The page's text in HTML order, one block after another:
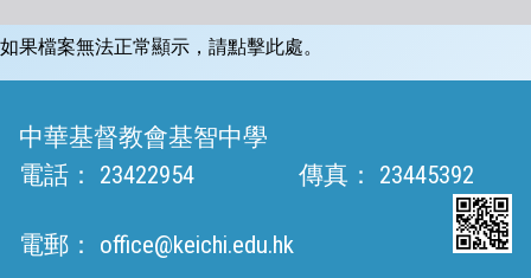
如果檔案無法正常顯示，請點擊此處。
中華基督教會基智中學
電話：
23422954 傳真： 23445392
電郵： office@keichi.edu.hk